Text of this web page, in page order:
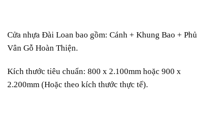
Cửa nhựa Đài Loan bao gồm: Cánh + Khung Bao + Phủ
Vân Gỗ Hoàn Thiện.
Kích thước tiêu chuẩn: 800 x 2.100mm hoặc 900 x
2.200mm (Hoặc theo kích thước thực tế).